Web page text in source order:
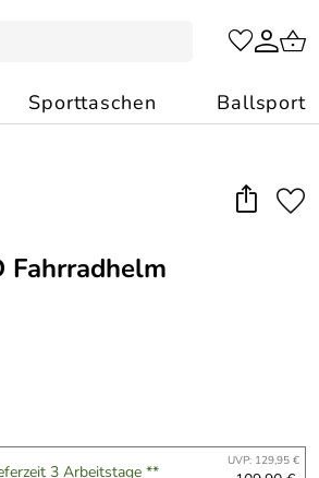
Sporttaschen Ballsport
Fahrradhelm
3 Arbeitstage ** UVP: 129,95 €